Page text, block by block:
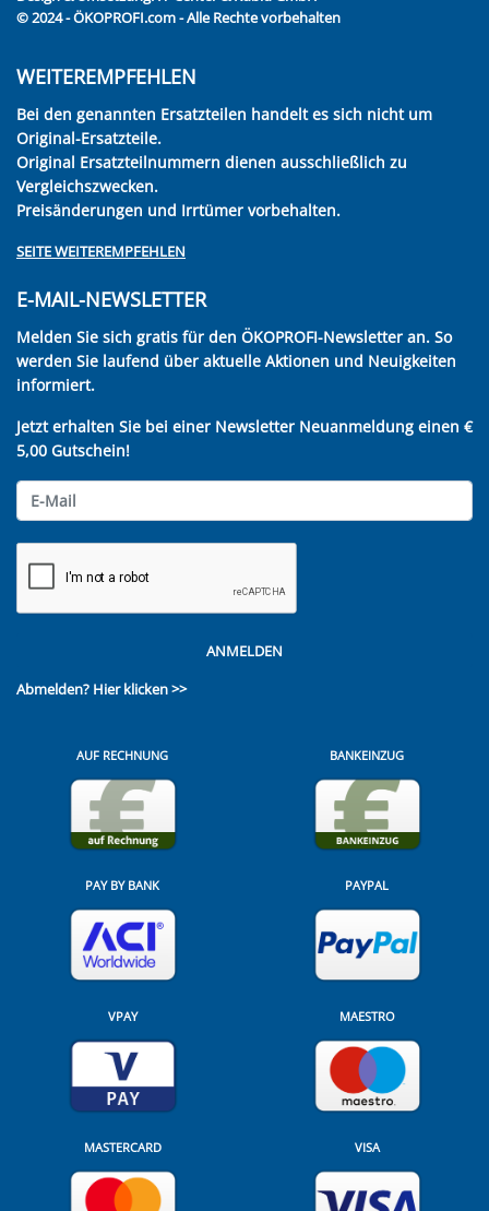
© 2024 - ÖKOPROFI.com - Alle Rechte vorbehalten
WEITEREMPFEHLEN
Bei den genannten Ersatzteilen handelt es sich nicht um
Original-Ersatzteile.
Original Ersatzteilnummern dienen ausschließlich zu
Vergleichszwecken.
Preisänderungen und Irrtümer vorbehalten.
SEITE WEITEREMPFEHLEN
E-MAIL-NEWSLETTER
Melden Sie sich gratis für den ÖKOPROFI-Newsletter an. So
werden Sie laufend über aktuelle Aktionen und Neuigkeiten
informiert.
Jetzt erhalten Sie bei einer Newsletter Neuanmeldung einen €
5,00 Gutschein!
ANMELDEN
Abmelden? Hier klicken >>
AUF RECHNUNG BANKEINZUG
PAY BY BANK PAYPAL
VPAY MAESTRO
MASTERCARD VISA